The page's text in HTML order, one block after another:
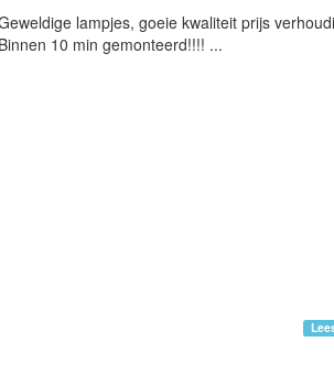
lampjes, goeie kwaliteit prijs
Binnen 10 min gemonteerd!!!! ...